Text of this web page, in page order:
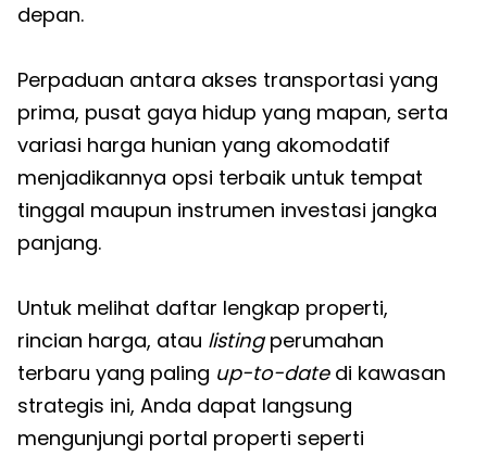
depan.
Perpaduan antara akses transportasi yang
prima, pusat gaya hidup yang mapan, serta
variasi harga hunian yang akomodatif
menjadikannya opsi terbaik untuk tempat
tinggal maupun instrumen investasi jangka
panjang.
Untuk melihat daftar lengkap properti,
rincian harga, atau listingperumahan
terbaru yang paling up-to-datedi kawasan
strategis ini, Anda dapat langsung
mengunjungi portal properti seperti